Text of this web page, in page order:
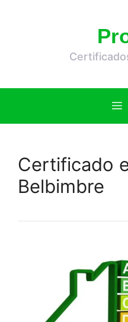
Certificado
Belbimbre